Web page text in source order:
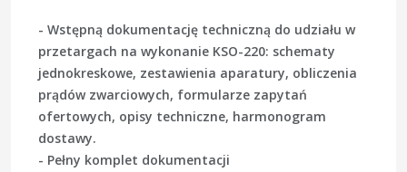
- Wstępną dokumentację techniczną do udziału w
przetargach na wykonanie KSO-220: schematy
jednokreskowe, zestawienia aparatury, obliczenia
prądów zwarciowych, formularze zapytań
ofertowych, opisy techniczne, harmonogram
dostawy.
- Pełny komplet dokumentacji